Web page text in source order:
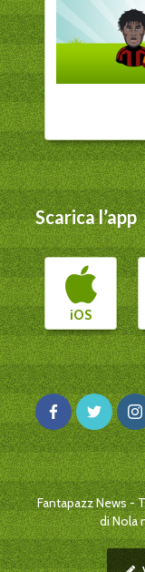
Scarica l’app
iOS
Fantapazz News -
di Nola